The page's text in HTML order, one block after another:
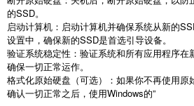
的SSD。
启动计算机：启动计算机并确保系统从新的
设置中，确保新的SSD是首选引导设备。
验证系统稳定性：验证系统和所有应用程序在
确保一切正常运作。
格式化原始硬盘（可选）：如果你不再使用原
确认一切正常之后，使用Windows的”